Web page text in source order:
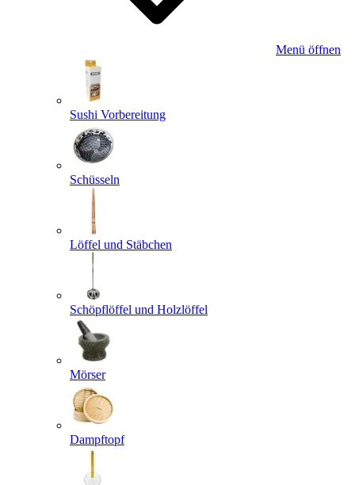
Menü öffnen
Sushi Vorbereitung
Schüsseln
Löffel und Stäbchen
Schöpflöffel und Holzlöffel
Mörser
Dampftopf